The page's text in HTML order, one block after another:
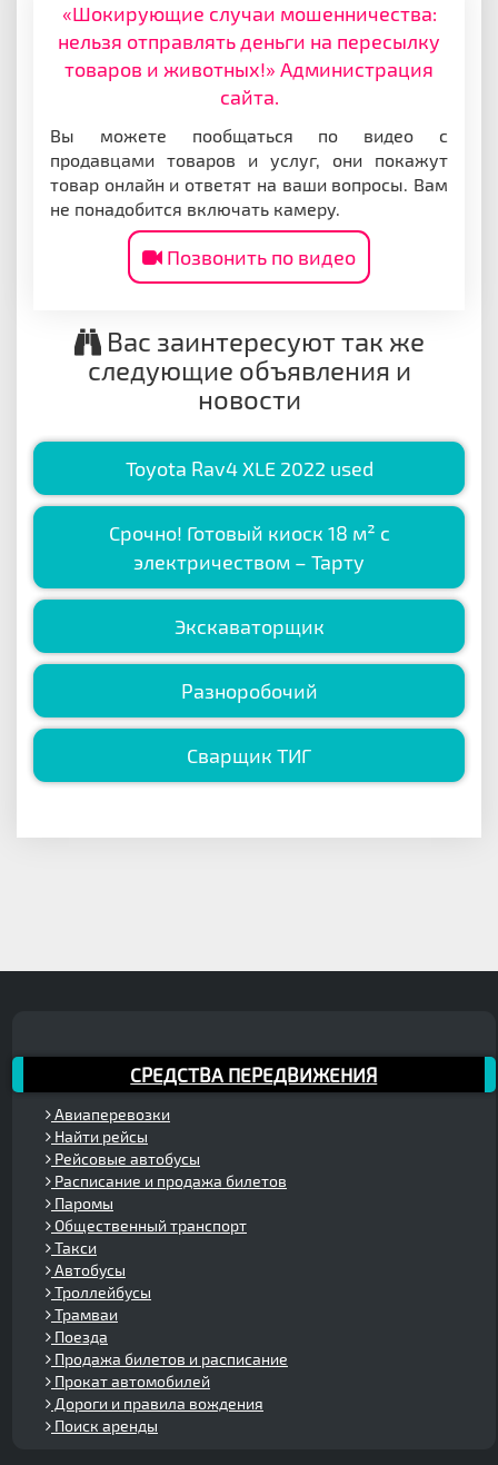
«Шокирующие случаи мошенничества:
нельзя отправлять деньги на пересылку
товаров и животных!» Администрация
сайта.
Вы можете пообщаться по видео с
продавцами товаров и услуг, они покажут
товар онлайн и ответят на ваши вопросы. Вам
не понадобится включать камеру.
Позвонить по видео
Вас заинтересуют так же
следующие объявления и
новости
Toyota Rav4 XLE 2022 used
Срочно! Готовый киоск 18 м² с
электричеством – Тарту
Экскаваторщик
Разноробочий
Сварщик ТИГ
СРЕДСТВА ПЕРЕДВИЖЕНИЯ
Авиаперевозки
Найти рейсы
Рейсовые автобусы
Расписание и продажа билетов
Паромы
Общественный транспорт
Такси
Автобусы
Троллейбусы
Трамваи
Поезда
Продажа билетов и расписание
Прокат автомобилей
Дороги и правила вождения
Поиск аренды